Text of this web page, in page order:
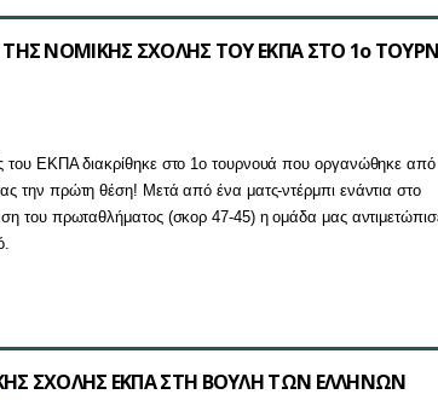
ΝΟΜΙΚΗΣ ΣΧΟΛΗΣ ΤΟΥ ΕΚΠΑ ΣΤΟ 1ο
του ΕΚΠΑ διακρίθηκε στο 1ο τουρνουά που οργανώθηκε από
την πρώτη θέση! Μετά από ένα ματς-ντέρμπι ενάντια στο
του πρωταθλήματος (σκορ 47-45) η ομάδα μας
ΣΧΟΛΗΣ ΕΚΠΑ ΣΤΗ ΒΟΥΛΗ ΤΩΝ ΕΛΛΗΝΩΝ